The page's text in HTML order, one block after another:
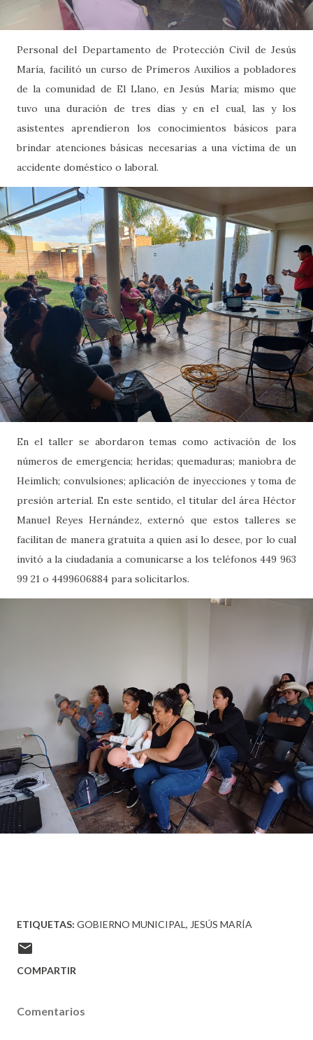
Personal del Departamento de Protección Civil de Jesús
María, facilitó un curso de Primeros Auxilios a pobladores
de la comunidad de El Llano, en Jesús María; mismo que
tuvo una duración de tres días y en el cual, las y los
asistentes aprendieron los conocimientos básicos para
brindar atenciones básicas necesarias a una víctima de un
accidente doméstico o laboral.
En el taller se abordaron temas como activación de los
números de emergencia; heridas; quemaduras; maniobra de
Heimlich; convulsiones; aplicación de inyecciones y toma de
presión arterial. En este sentido, el titular del área Héctor
Manuel Reyes Hernández, externó que estos talleres se
facilitan de manera gratuita a quien así lo desee, por lo cual
invitó a la ciudadanía a comunicarse a los teléfonos 449 963
99 21 o 4499606884 para solicitarlos.
ETIQUETAS: GOBIERNO MUNICIPAL JESÚS MARÍA
COMPARTIR
Comentarios